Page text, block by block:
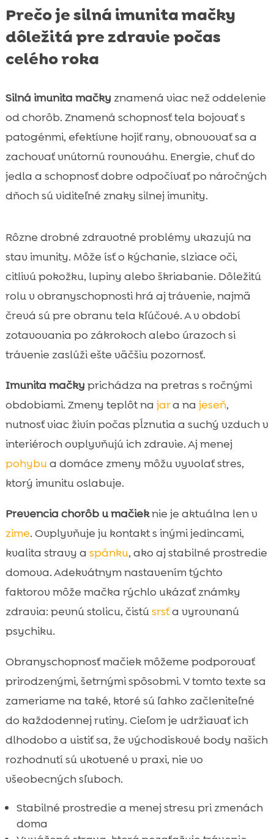
Prečo je silná imunita mačky
dôležitá pre zdravie počas
celého roka
Silná imunita mačky znamená viac než oddelenie
od chorôb. Znamená schopnosť tela bojovať s
patogénmi, efektívne hojiť rany, obnovovať sa a
zachovať vnútornú rovnováhu. Energie, chuť do
jedla a schopnosť dobre odpočívať po náročných
dňoch sú viditeľné znaky silnej imunity.
Rôzne drobné zdravotné problémy ukazujú na
stav imunity. Môže ísť o kýchanie, slziace oči,
citlivú pokožku, lupiny alebo škriabanie. Dôležitú
rolu v obranyschopnosti hrá aj trávenie, najmä
črevá sú pre obranu tela kľúčové. A v období
zotavovania po zákrokoch alebo úrazoch si
trávenie zaslúži ešte väčšiu pozornosť.
Imunita mačky prichádza na pretras s ročnými
obdobiami. Zmeny teplôt na jara na jeseň,
nutnosť viac živín počas pĺznutia a suchý vzduch v
interiéroch ovplyvňujú ich zdravie. Aj menej
pohybua domáce zmeny môžu vyvolať stres,
ktorý imunitu oslabuje.
Prevencia chorôb u mačieknie je aktuálna len v
zime. Ovplyvňuje ju kontakt s inými jedincami,
kvalita stravy a spánku, ako aj stabilné prostredie
domova. Adekvátnym nastavením týchto
faktorov môže mačka rýchlo ukázať známky
zdravia: pevnú stolicu, čistúsrsťa vyrovnanú
psychiku.
Obranyschopnosť mačiek môžeme podporovať
prirodzenými, šetrnými spôsobmi. V tomto texte sa
zameriame na také, ktoré sú ľahko začleniteľné
do každodennej rutiny. Cieľom je udržiavať ich
dlhodobo a uistiť sa, že východiskové body našich
rozhodnutí sú ukotvené v praxi, nie vo
všeobecných sľuboch.
Stabilné prostredie a menej stresu pri zmenách
doma